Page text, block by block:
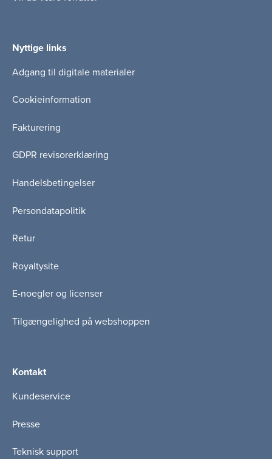
Nyttige links
Adgang til digitale materialer
Cookieinformation
Fakturering
GDPR revisorerklæring
Handelsbetingelser
Persondatapolitik
Retur
Royaltysite
E-noegler og licenser
Tilgængelighed på webshoppen
Kontakt
Kundeservice
Presse
Teknisk support